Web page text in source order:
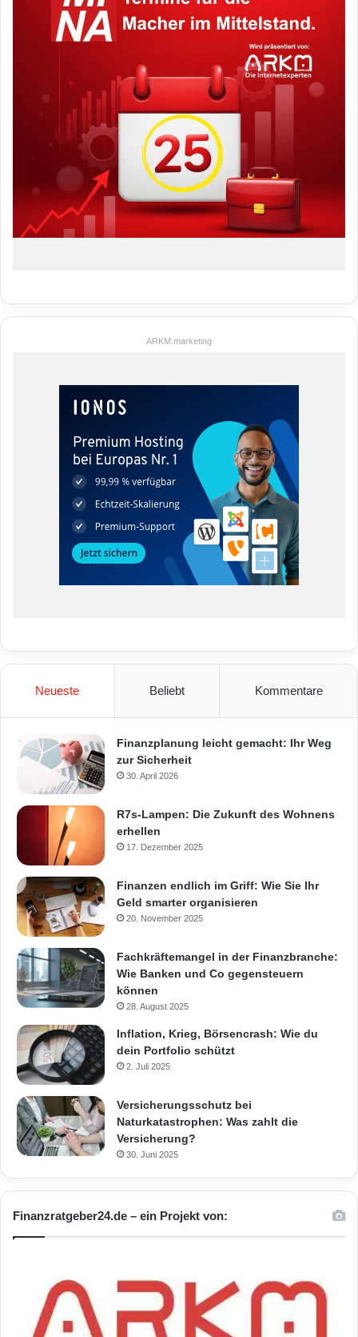
ARKM.marketing
Neueste Beliebt Kommentare
Finanzplanung leicht gemacht: Ihr Weg
zur Sicherheit
30. April 2026
R7s-Lampen: Die Zukunft des Wohnens
erhellen
17. Dezember 2025
Finanzen endlich im Griff: Wie Sie Ihr
Geld smarter organisieren
20. November 2025
Fachkräftemangel in der Finanzbranche:
Wie Banken und Co gegensteuern
können
28. August 2025
Inflation, Krieg, Börsencrash: Wie du
dein Portfolio schützt
2. Juli 2025
Versicherungsschutz bei
Naturkatastrophen: Was zahlt die
Versicherung?
30. Juni 2025
Finanzratgeber24.de – ein Projekt von: